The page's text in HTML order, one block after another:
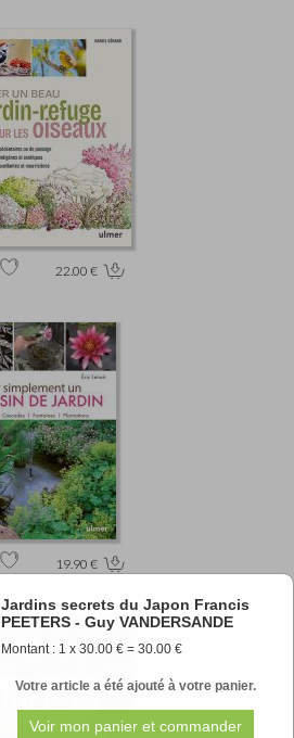
Jardins secrets du Japon Francis
PEETERS - Guy VANDERSANDE
Montant : 1 x 30.00 € = 30.00 €
Votre article a été ajouté à votre panier.
22.00 €
19.90 €